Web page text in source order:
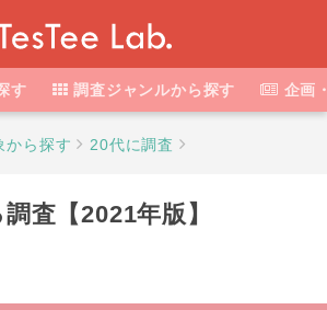
す 調査ジャンルから探す 企画
から探す 20代に調査
査【2021年版】